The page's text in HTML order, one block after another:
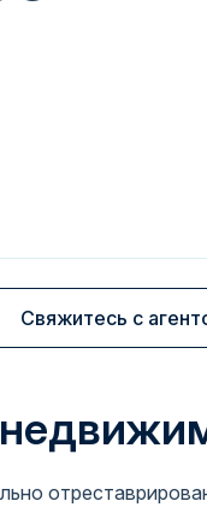
Свяжитесь с